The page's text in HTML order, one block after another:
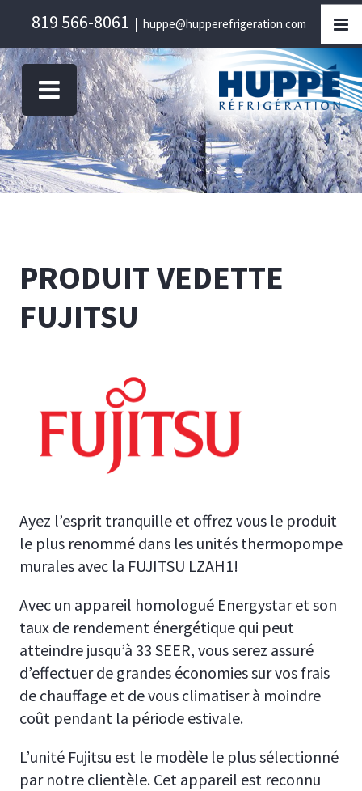
content
819 566-8061 | huppe@hupperefrigeration.com
PRODUIT VEDETTE
FUJITSU
Ayez l’esprit tranquille et offrez vous le produit
le plus renommé dans les unités thermopompe
murales avec la FUJITSU LZAH1!
Avec un appareil homologué Energystar et son
taux de rendement énergétique qui peut
atteindre jusqu’à 33 SEER, vous serez assuré
d’effectuer de grandes économies sur vos frais
de chauffage et de vous climatiser à moindre
coût pendant la période estivale.
L’unité Fujitsu est le modèle le plus sélectionné
par notre clientèle. Cet appareil est reconnu